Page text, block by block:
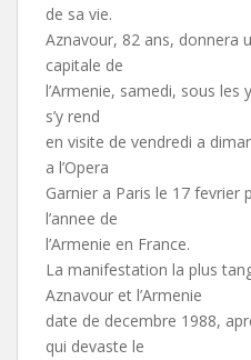
de sa vie.
Aznavour, 82 ans, donnera
capitale de
l’Armenie, samedi, sous les
s’y rend
en visite de vendredi a
a l’Opera
Garnier a Paris le 17 fevrier
l’annee de
l’Armenie en France.
La manifestation la plus
Aznavour et l’Armenie
date de decembre 1988,
qui devaste le